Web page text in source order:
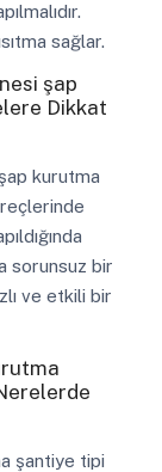
sağlar.
şap
Dikkat
kurutma
sorunsuz bir
ve etkili bir
şantiye tipi